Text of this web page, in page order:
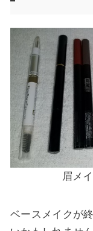
眉メ
ベースメイクが